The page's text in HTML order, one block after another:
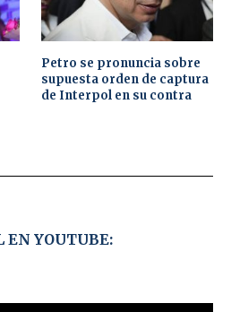
Petro se pronuncia sobre
supuesta orden de captura
de Interpol en su contra
EN YOUTUBE: